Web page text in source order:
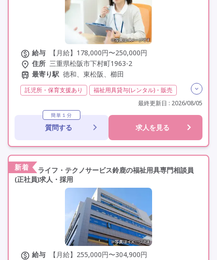
給与
【月給】178,000円〜250,000円
住所 三重県松阪市下村町1963-2
最寄り駅 徳和、東松阪、櫛田
託児所・保育支援あり
福祉用具貸与(レンタル)・販売
夜勤なし
残業月20時間以内
残業ほぼなし
常勤
社会保険完備
交通費支給
年間休日120日以上
学歴不問
定年60歳以上
車通勤可
最終更新日 : 2026/08/05
簡単１分
質問する 求人を見る
新着
ライフ・テクノサービス鈴鹿の福祉用具専門相談員
(正社員)求人・採用
給与
【月給】255,000円〜304,900円